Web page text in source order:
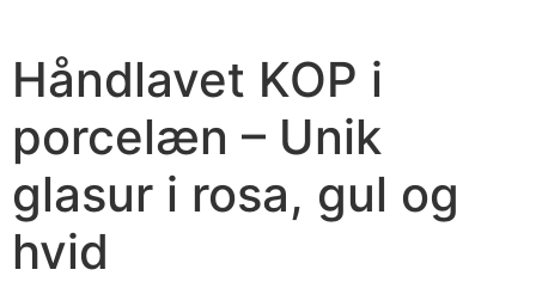
Håndlavet KOP i
porcelæn – Unik
glasur i rosa, gul og
hvid